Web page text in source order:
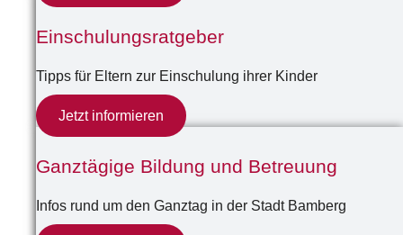
Einschulungsratgeber
Tipps für Eltern zur Einschulung ihrer Kinder
Jetzt informieren
Ganztägige Bildung und Betreuung
Infos rund um den Ganztag in der Stadt Bamberg